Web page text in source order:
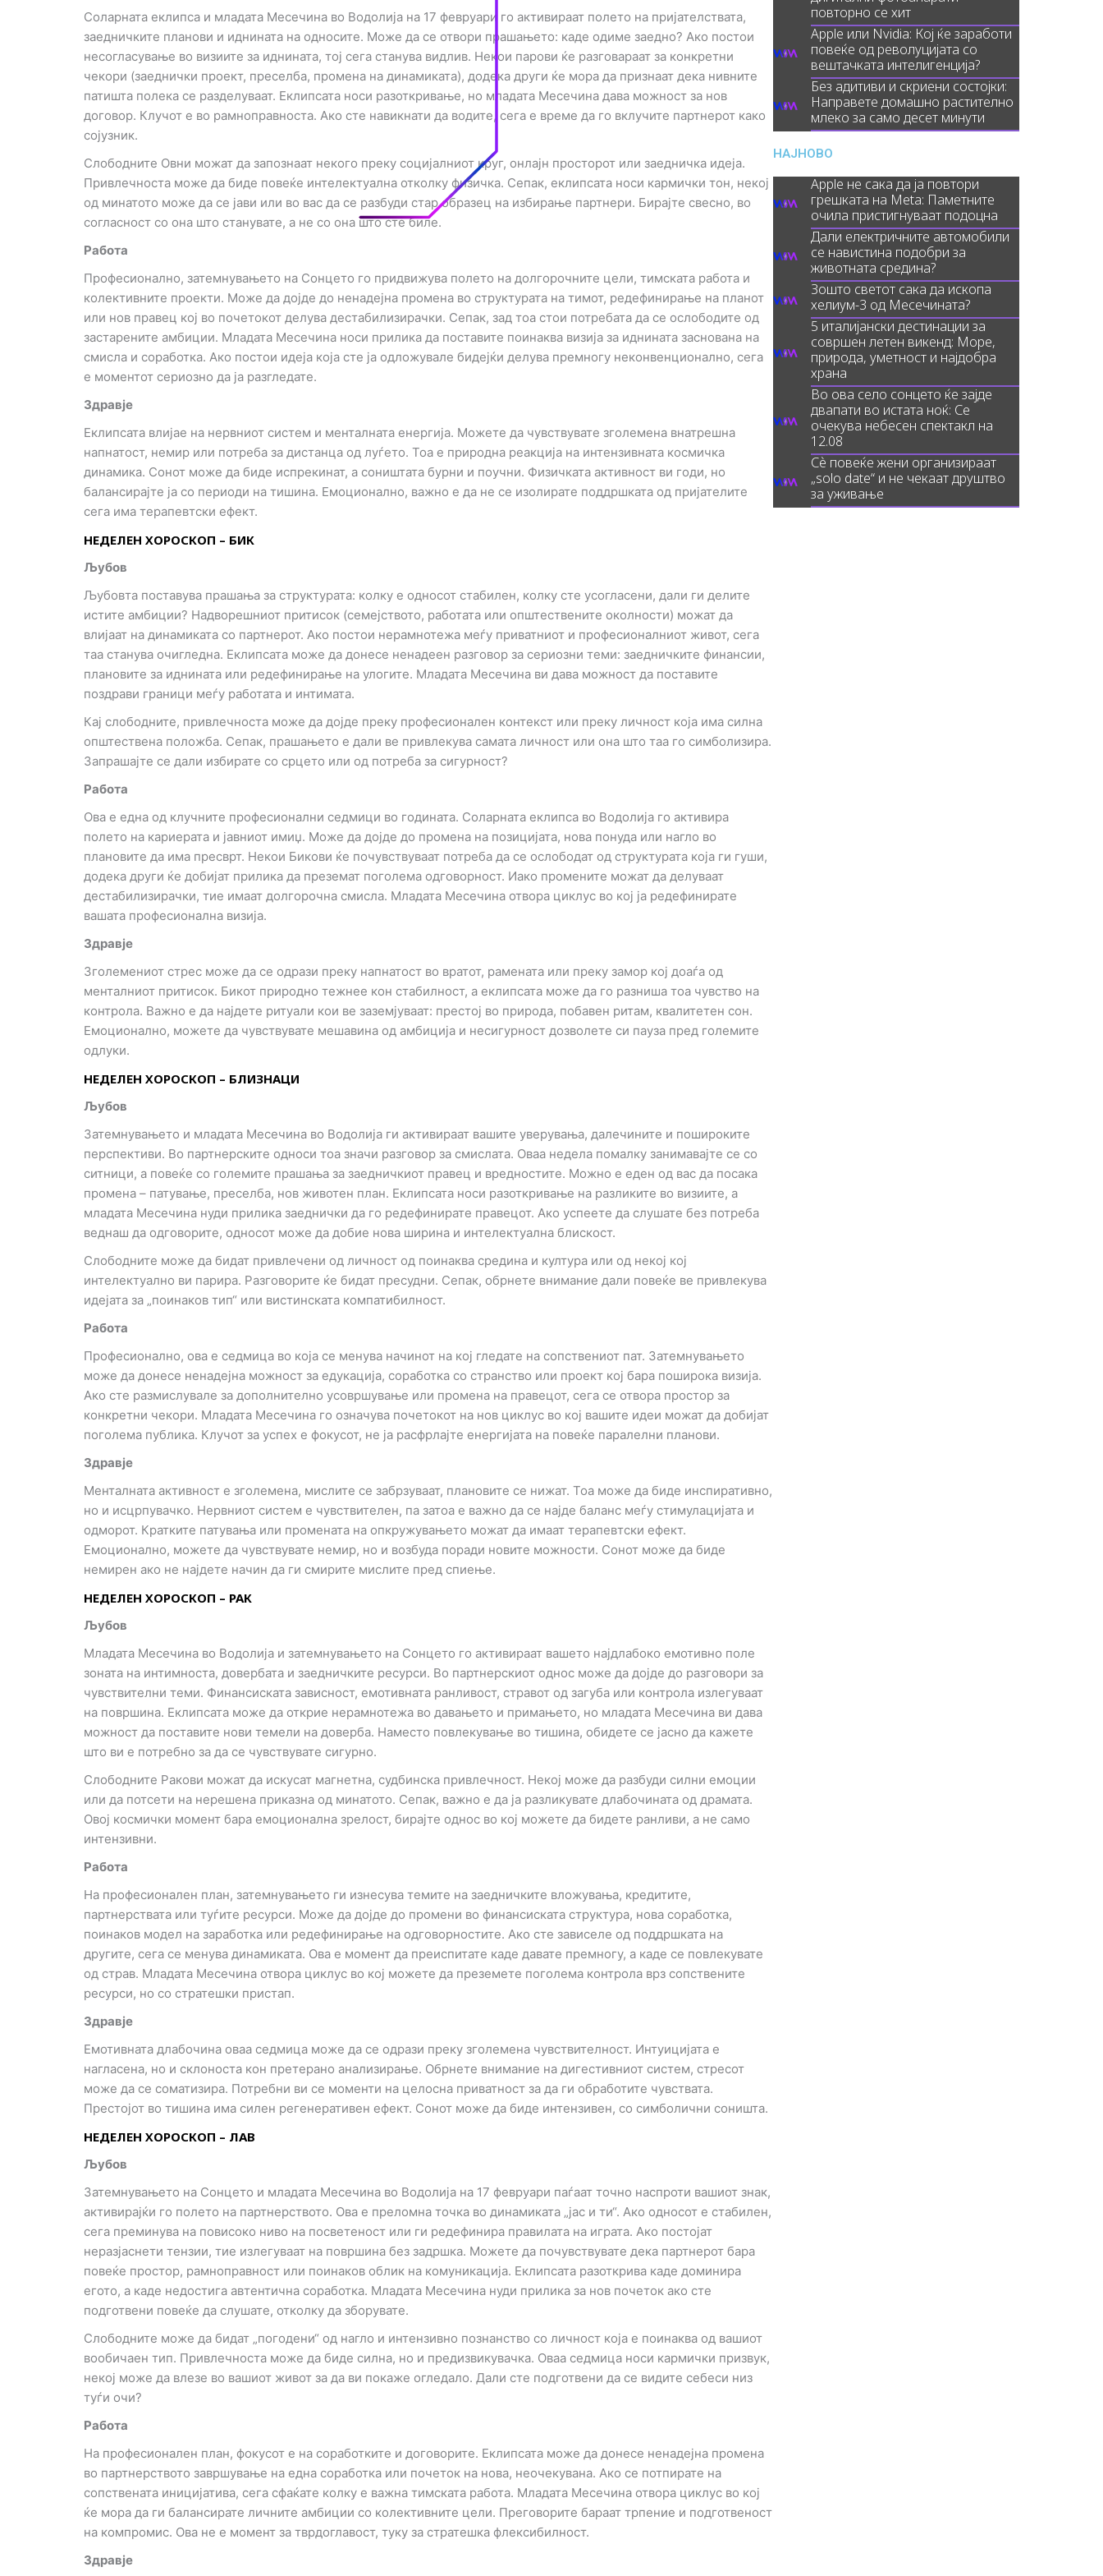
i
k
t
o
k
-
i
c
o
Соларната еклипса и младата Месечина во Водолија на 17 февруари го активираат полето на пријателствата,
заедничките планови и иднината на односите. Може да се отвори прашањето: каде одиме заедно? Ако постои
несогласување во визиите за иднината, тој сега станува видлив. Некои парови ќе разговараат за конкретни
чекори (заеднички проект, преселба, промена на динамиката), додека други ќе мора да признаат дека нивните
патишта полека се разделуваат. Еклипсата носи разоткривање, но младата Месечина дава можност за нов
договор. Клучот е во рамноправноста. Ако сте навикнати да водите, сега е време да го вклучите партнерот како
сојузник.
Слободните Овни можат да запознаат некого преку социјалниот круг, онлајн просторот или заедничка идеја.
Привлечноста може да биде повеќе интелектуална отколку физичка. Сепак, еклипсата носи кармички тон, некој
од минатото може да се јави или во вас да се разбуди стар образец на избирање партнери. Бирајте свесно, во
согласност со она што станувате, а не со она што сте биле.
Работа
Професионално, затемнувањето на Сонцето го придвижува полето на долгорочните цели, тимската работа и
колективните проекти. Може да дојде до ненадејна промена во структурата на тимот, редефинирање на планот
или нов правец кој во почетокот делува дестабилизирачки. Сепак, зад тоа стои потребата да се ослободите од
застарените амбиции. Младата Месечина носи прилика да поставите поинаква визија за иднината заснована на
смисла и соработка. Ако постои идеја која сте ја одложувале бидејќи делува премногу неконвенционално, сега
е моментот сериозно да ја разгледате.
Здравје
Еклипсата влијае на нервниот систем и менталната енергија. Можете да чувствувате зголемена внатрешна
напнатост, немир или потреба за дистанца од луѓето. Тоа е природна реакција на интензивната космичка
динамика. Сонот може да биде испрекинат, а соништата бурни и поучни. Физичката активност ви годи, но
балансирајте ја со периоди на тишина. Емоционално, важно е да не се изолирате поддршката од пријателите
сега има терапевтски ефект.
НЕДЕЛЕН ХОРОСКОП – БИК
Љубов
Љубовта поставува прашања за структурата: колку е односот стабилен, колку сте усогласени, дали ги делите
истите амбиции? Надворешниот притисок (семејството, работата или општествените околности) можат да
влијаат на динамиката со партнерот. Ако постои нерамнотежа меѓу приватниот и професионалниот живот, сега
таа станува очигледна. Еклипсата може да донесе ненадеен разговор за сериозни теми: заедничките финансии,
плановите за иднината или редефинирање на улогите. Младата Месечина ви дава можност да поставите
поздрави граници меѓу работата и интимата.
Кај слободните, привлечноста може да дојде преку професионален контекст или преку личност која има силна
општествена положба. Сепак, прашањето е дали ве привлекува самата личност или она што таа го симболизира.
Запрашајте се дали избирате со срцето или од потреба за сигурност?
Работа
Ова е една од клучните професионални седмици во годината. Соларната еклипса во Водолија го активира
полето на кариерата и јавниот имиџ. Може да дојде до промена на позицијата, нова понуда или нагло во
плановите да има пресврт. Некои Бикови ќе почувствуваат потреба да се ослободат од структурата која ги гуши,
додека други ќе добијат прилика да преземат поголема одговорност. Иако промените можат да делуваат
дестабилизирачки, тие имаат долгорочна смисла. Младата Месечина отвора циклус во кој ја редефинирате
вашата професионална визија.
Здравје
Зголемениот стрес може да се одрази преку напнатост во вратот, рамената или преку замор кој доаѓа од
менталниот притисок. Бикот природно тежнее кон стабилност, а еклипсата може да го разниша тоа чувство на
контрола. Важно е да најдете ритуали кои ве заземјуваат: престој во природа, побавен ритам, квалитетен сон.
Емоционално, можете да чувствувате мешавина од амбиција и несигурност дозволете си пауза пред големите
одлуки.
НЕДЕЛЕН ХОРОСКОП – БЛИЗНАЦИ
Љубов
Затемнувањето и младата Месечина во Водолија ги активираат вашите уверувања, далечините и пошироките
перспективи. Во партнерските односи тоа значи разговор за смислата. Оваа недела помалку занимавајте се со
ситници, а повеќе со големите прашања за заедничкиот правец и вредностите. Можно е еден од вас да посака
промена – патување, преселба, нов животен план. Еклипсата носи разоткривање на разликите во визиите, а
младата Месечина нуди прилика заеднички да го редефинирате правецот. Ако успеете да слушате без потреба
веднаш да одговорите, односот може да добие нова ширина и интелектуална блискост.
Слободните може да бидат привлечени од личност од поинаква средина и култура или од некој кој
интелектуално ви парира. Разговорите ќе бидат пресудни. Сепак, обрнете внимание дали повеќе ве привлекува
идејата за „поинаков тип“ или вистинската компатибилност.
Работа
Професионално, ова е седмица во која се менува начинот на кој гледате на сопствениот пат. Затемнувањето
може да донесе ненадејна можност за едукација, соработка со странство или проект кој бара поширока визија.
Ако сте размислувале за дополнително усовршување или промена на правецот, сега се отвора простор за
конкретни чекори. Младата Месечина го означува почетокот на нов циклус во кој вашите идеи можат да добијат
поголема публика. Клучот за успех е фокусот, не ја расфрлајте енергијата на повеќе паралелни планови.
Здравје
Менталната активност е зголемена, мислите се забрзуваат, плановите се нижат. Тоа може да биде инспиративно,
но и исцрпувачко. Нервниот систем е чувствителен, па затоа е важно да се најде баланс меѓу стимулацијата и
одморот. Кратките патувања или промената на опкружувањето можат да имаат терапевтски ефект.
Емоционално, можете да чувствувате немир, но и возбуда поради новите можности. Сонот може да биде
немирен ако не најдете начин да ги смирите мислите пред спиење.
НЕДЕЛЕН ХОРОСКОП – РАК
Љубов
Младата Месечина во Водолија и затемнувањето на Сонцето го активираат вашето најдлабоко емотивно поле
зоната на интимноста, довербата и заедничките ресурси. Во партнерскиот однос може да дојде до разговори за
чувствителни теми. Финансиската зависност, емотивната ранливост, стравот од загуба или контрола излегуваат
на површина. Еклипсата може да открие нерамнотежа во давањето и примањето, но младата Месечина ви дава
можност да поставите нови темели на доверба. Наместо повлекување во тишина, обидете се јасно да кажете
што ви е потребно за да се чувствувате сигурно.
Слободните Ракови можат да искусат магнетна, судбинска привлечност. Некој може да разбуди силни емоции
или да потсети на нерешена приказна од минатото. Сепак, важно е да ја разликувате длабочината од драмата.
Овој космички момент бара емоционална зрелост, бирајте однос во кој можете да бидете ранливи, а не само
интензивни.
Работа
На професионален план, затемнувањето ги изнесува темите на заедничките вложувања, кредитите,
партнерствата или туѓите ресурси. Може да дојде до промени во финансиската структура, нова соработка,
поинаков модел на заработка или редефинирање на одговорностите. Ако сте зависеле од поддршката на
другите, сега се менува динамиката. Ова е момент да преиспитате каде давате премногу, а каде се повлекувате
од страв. Младата Месечина отвора циклус во кој можете да преземете поголема контрола врз сопствените
ресурси, но со стратешки пристап.
Здравје
Емотивната длабочина оваа седмица може да се одрази преку зголемена чувствителност. Интуицијата е
нагласена, но и склоноста кон претерано анализирање. Обрнете внимание на дигестивниот систем, стресот
може да се соматизира. Потребни ви се моменти на целосна приватност за да ги обработите чувствата.
Престојот во тишина има силен регенеративен ефект. Сонот може да биде интензивен, со симболични соништа.
НЕДЕЛЕН ХОРОСКОП – ЛАВ
Љубов
Затемнувањето на Сонцето и младата Месечина во Водолија на 17 февруари паѓаат точно наспроти вашиот знак,
активирајќи го полето на партнерството. Ова е преломна точка во динамиката „јас и ти“. Ако односот е стабилен,
сега преминува на повисоко ниво на посветеност или ги редефинира правилата на играта. Ако постојат
неразјаснети тензии, тие излегуваат на површина без задршка. Можете да почувствувате дека партнерот бара
повеќе простор, рамноправност или поинаков облик на комуникација. Еклипсата разоткрива каде доминира
егото, а каде недостига автентична соработка. Младата Месечина нуди прилика за нов почеток ако сте
подготвени повеќе да слушате, отколку да зборувате.
Слободните може да бидат „погодени“ од нагло и интензивно познанство со личност која е поинаква од вашиот
вообичаен тип. Привлечноста може да биде силна, но и предизвикувачка. Оваа седмица носи кармички призвук,
некој може да влезе во вашиот живот за да ви покаже огледало. Дали сте подготвени да се видите себеси низ
туѓи очи?
Работа
На професионален план, фокусот е на соработките и договорите. Еклипсата може да донесе ненадејна промена
во партнерството завршување на една соработка или почеток на нова, неочекувана. Ако се потпирате на
сопствената иницијатива, сега сфаќате колку е важна тимската работа. Младата Месечина отвора циклус во кој
ќе мора да ги балансирате личните амбиции со колективните цели. Преговорите бараат трпение и подготвеност
на компромис. Ова не е момент за тврдоглавост, туку за стратешка флексибилност.
Здравје
повторно се хит
Apple или Nvidia: Кој ќе заработи
повеќе од револуцијата со
вештачката интелигенција?
Без адитиви и скриени состојки:
Направете домашно растително
млеко за само десет минути
НАЈНОВО
Apple не сака да ја повтори
грешката на Meta: Паметните
очила пристигнуваат подоцна
Дали електричните автомобили
се навистина подобри за
животната средина?
Зошто светот сака да ископа
хелиум-3 од Месечината?
5 италијански дестинации за
совршен летен викенд: Море,
природа, уметност и најдобра
храна
Во ова село сонцето ќе зајде
двапати во истата ноќ: Се
очекува небесен спектакл на
12.08
Сè повеќе жени организираат
„solo date“ и не чекаат друштво
за уживање